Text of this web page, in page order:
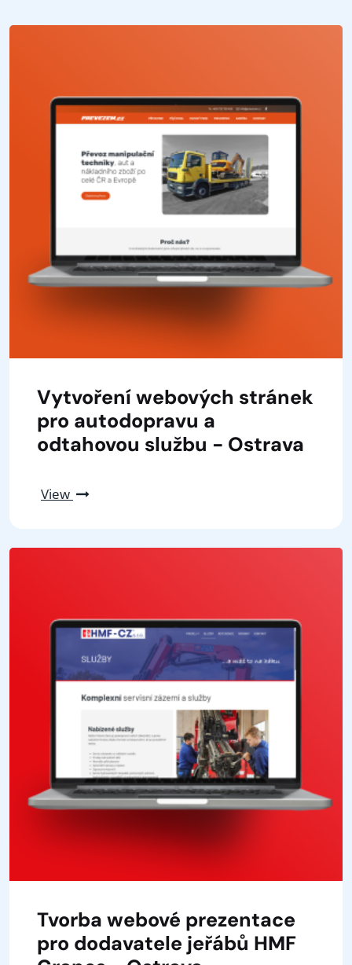
Vytvoření webových stránek
pro autodopravu a
odtahovou službu - Ostrava
View
Tvorba webové prezentace
pro dodavatele jeřábů HMF